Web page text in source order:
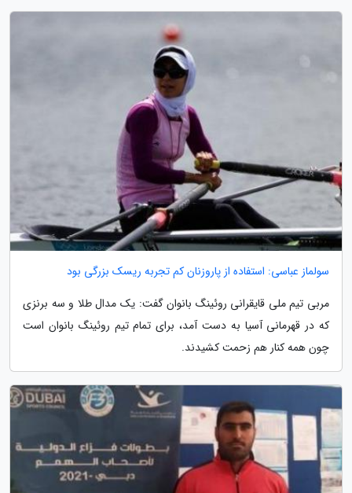
سولماز عباسی: استفاده از پاروزنان کم تجربه ریسک بزرگی بود
مربی تیم ملی قایقرانی روئینگ بانوان گفت: یک مدال طلا و سه برنزی
که در قهرمانی آسیا به دست آمد، برای تمام تیم روئینگ بانوان است
چون همه کنار هم زحمت کشیدند.